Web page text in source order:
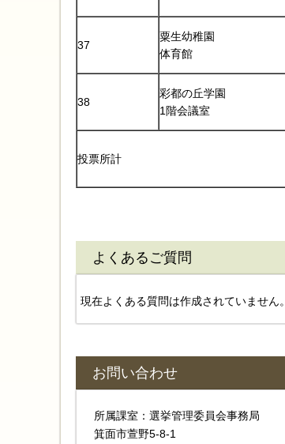
37
粟生幼稚園
体育館
38
彩都の丘学園
1階会議室
投票所計
よくあるご質問
現在よくある質問は作成されていません。
お問い合わせ
所属課室：選挙管理委員会事務局
箕面市萱野5-8-1